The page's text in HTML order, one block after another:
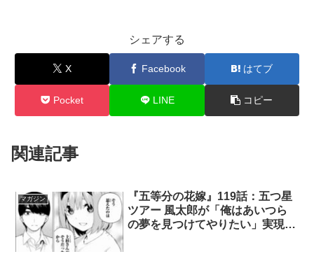
シェアする
X Facebook はてブ
Pocket LINE コピー
関連記事
マガジン
『五等分の花嫁』119話：五つ星
ツアー 風太郎が「俺はあいつら
の夢を見つけてやりたい」実現し